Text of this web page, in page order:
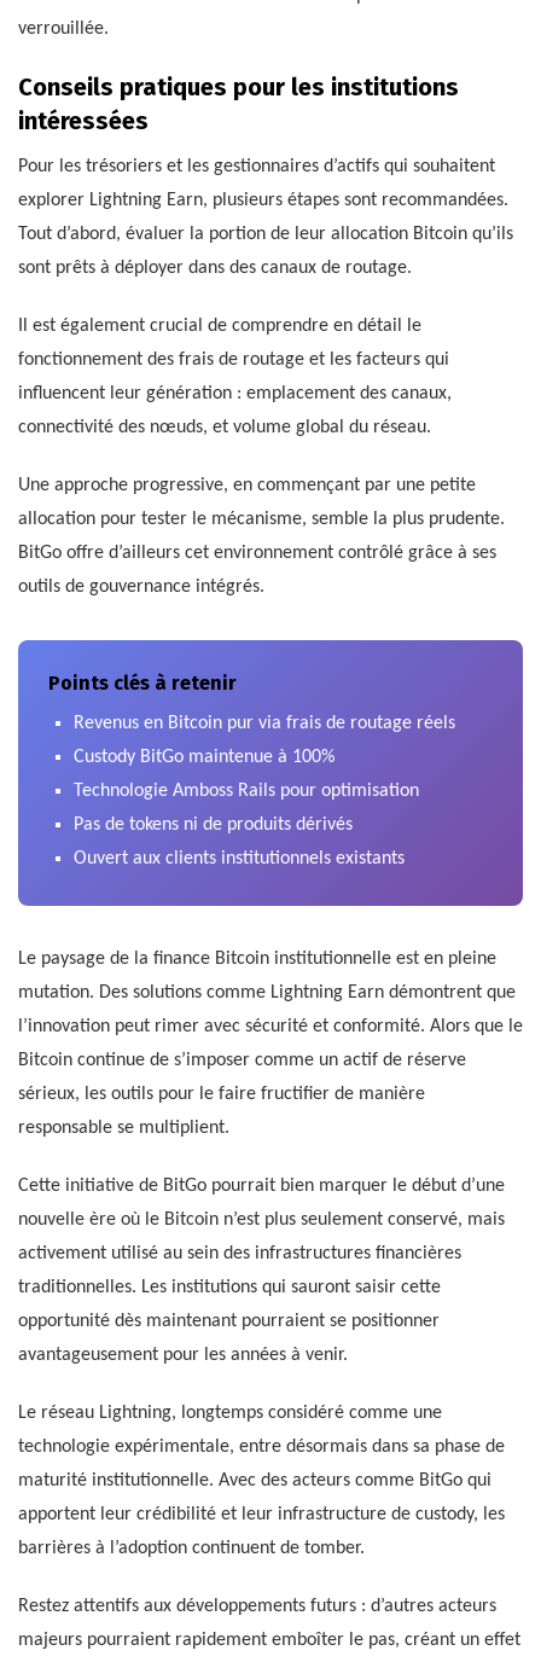
verrouillée.
Conseils pratiques pour les institutions
intéressées
Pour les trésoriers et les gestionnaires d’actifs qui souhaitent
explorer Lightning Earn, plusieurs étapes sont recommandées.
Tout d’abord, évaluer la portion de leur allocation Bitcoin qu’ils
sont prêts à déployer dans des canaux de routage.
Il est également crucial de comprendre en détail le
fonctionnement des frais de routage et les facteurs qui
influencent leur génération : emplacement des canaux,
connectivité des nœuds, et volume global du réseau.
Une approche progressive, en commençant par une petite
allocation pour tester le mécanisme, semble la plus prudente.
BitGo offre d’ailleurs cet environnement contrôlé grâce à ses
outils de gouvernance intégrés.
Points clés à retenir
Revenus en Bitcoin pur via frais de routage réels
Custody BitGo maintenue à 100%
Technologie Amboss Rails pour optimisation
Pas de tokens ni de produits dérivés
Ouvert aux clients institutionnels existants
Le paysage de la finance Bitcoin institutionnelle est en pleine
mutation. Des solutions comme Lightning Earn démontrent que
l’innovation peut rimer avec sécurité et conformité. Alors que le
Bitcoin continue de s’imposer comme un actif de réserve
sérieux, les outils pour le faire fructifier de manière
responsable se multiplient.
Cette initiative de BitGo pourrait bien marquer le début d’une
nouvelle ère où le Bitcoin n’est plus seulement conservé, mais
activement utilisé au sein des infrastructures financières
traditionnelles. Les institutions qui sauront saisir cette
opportunité dès maintenant pourraient se positionner
avantageusement pour les années à venir.
Le réseau Lightning, longtemps considéré comme une
technologie expérimentale, entre désormais dans sa phase de
maturité institutionnelle. Avec des acteurs comme BitGo qui
apportent leur crédibilité et leur infrastructure de custody, les
barrières à l’adoption continuent de tomber.
Restez attentifs aux développements futurs : d’autres acteurs
majeurs pourraient rapidement emboîter le pas, créant un effet